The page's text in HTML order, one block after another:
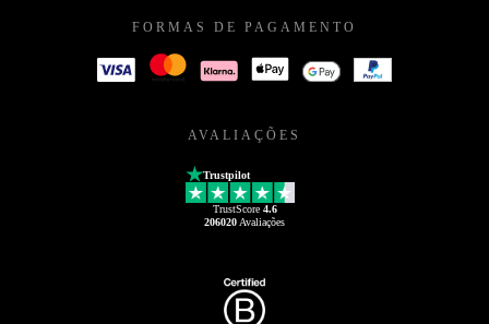
FORMAS DE PAGAMENTO
AVALIAÇÕES
Trustpilot
TrustScore 4.6
206020 Avaliações